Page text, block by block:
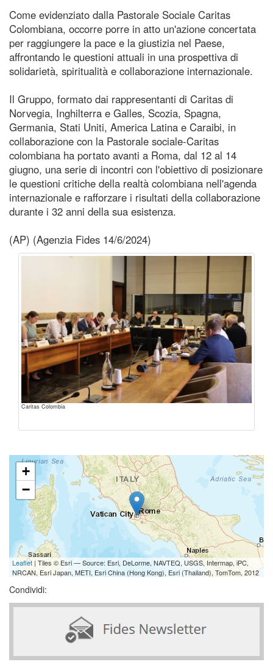
Come evidenziato dalla Pastorale Sociale Caritas
Colombiana, occorre porre in atto un'azione concertata
per raggiungere la pace e la giustizia nel Paese,
affrontando le questioni attuali in una prospettiva di
solidarietà, spiritualità e collaborazione internazionale.
Il Gruppo, formato dai rappresentanti di Caritas di
Norvegia, Inghilterra e Galles, Scozia, Spagna,
Germania, Stati Uniti, America Latina e Caraibi, in
collaborazione con la Pastorale sociale-Caritas
colombiana ha portato avanti a Roma, dal 12 al 14
giugno, una serie di incontri con l'obiettivo di posizionare
le questioni critiche della realtà colombiana nell'agenda
internazionale e rafforzare i risultati della collaborazione
durante i 32 anni della sua esistenza.
(AP) (Agenzia Fides 14/6/2024)
Caritas Colombia
+
−
Leaflet | Tiles © Esri — Source: Esri, DeLorme, NAVTEQ, USGS, Intermap, iPC,
NRCAN, Esri Japan, METI, Esri China (Hong Kong), Esri (Thailand), TomTom, 2012
Condividi: